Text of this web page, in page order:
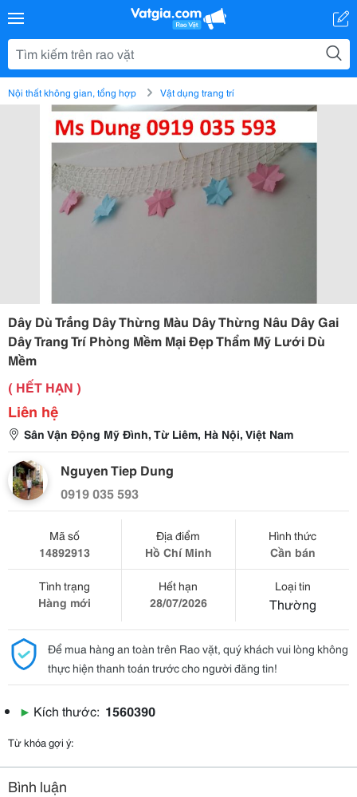
Nội thất không gian, tổng hợp Vật dụng trang trí
Dây Dù Trắng Dây Thừng Màu Dây Thừng Nâu Dây Gai
Dây Trang Trí Phòng Mềm Mại Đẹp Thẩm Mỹ Lưới Dù
Mềm
( HẾT HẠN )
Liên hệ
Sân Vận Động Mỹ Đình, Từ Liêm, Hà Nội, Việt Nam
Nguyen Tiep Dung
0919 035 593
Mã số
14892913
Địa điểm
Hồ Chí Minh
Hình thức
Cần bán
Tình trạng
Hàng mới
Hết hạn
28/07/2026
Loại tin
Thường
Để mua hàng an toàn trên Rao vặt, quý khách vui lòng không
thực hiện thanh toán trước cho người đăng tin!
▶ Kích thước: 1560390
Từ khóa gợi ý:
Bình luận